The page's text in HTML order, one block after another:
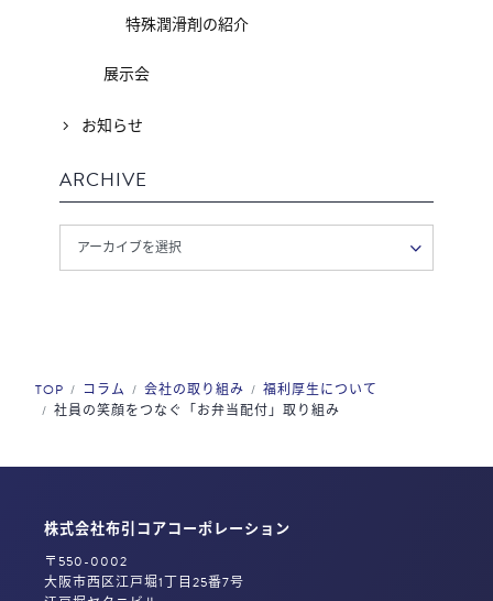
特殊潤滑剤の紹介
展示会
お知らせ
ARCHIVE
TOP コラム 会社の取り組み
福利厚生について
社員の笑顔をつなぐ「お弁当配付」取り組み
株式会社布引コアコーポレーション
〒550-0002
大阪市西区江戸堀1丁目25番7号